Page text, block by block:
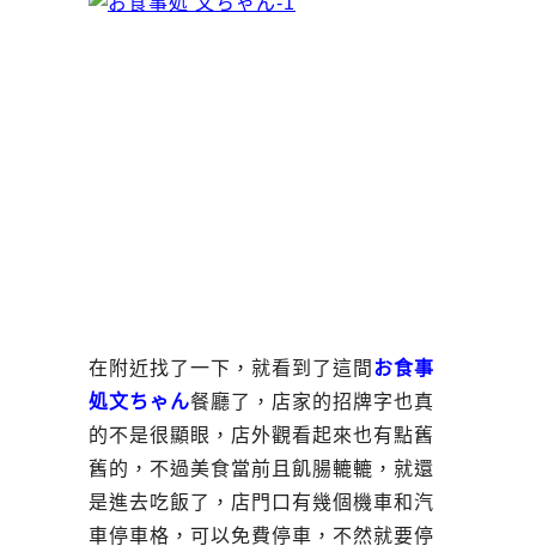
在附近找了一下，就看到了這間 お食事
処文ちゃん餐廳了，店家的招牌字也真
的不是很顯眼，店外觀看起來也有點舊
舊的，不過美食當前且飢腸轆轆，就還
是進去吃飯了，店門口有幾個機車和汽
車停車格，可以免費停車，不然就要停